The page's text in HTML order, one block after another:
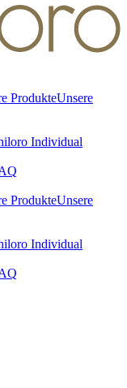
ProdukteUnsere
Individual
ProdukteUnsere
Individual